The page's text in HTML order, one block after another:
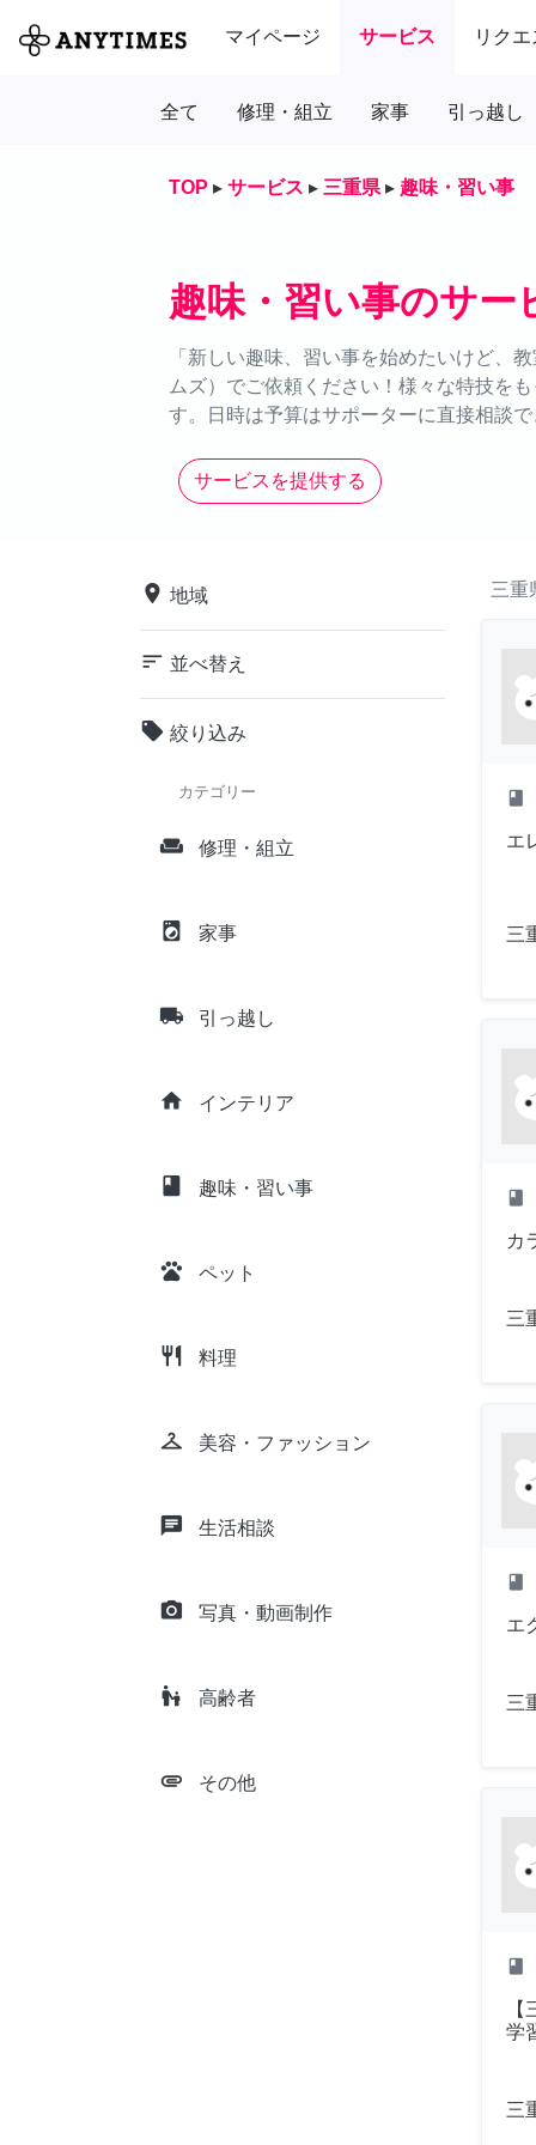
マイページ サービス リクエ
全て 修理・組立 家事 引っ越し
TOP ▸ サービス ▸ 三重県 ▸ 趣味・習い事
趣味・習い事のサー
「新しい趣味、習い事を始めたいけど、
ムズ）でご依頼ください！様々な特技を
す。日時は予算はサポーターに直接相談
サービスを提供する
place 地域
sort 並べ替え
local_offer 絞り込み
カテゴリー
weekend 修理・組立
local_laundry_service 家事
local_shipping 引っ越し
home インテリア
class 趣味・習い事
pets ペット
restaurant 料理
checkroom 美容・ファッション
chat 生活相談
camera_alt 写真・動画制作
escalator_warning 高齢者
attachment その他
三重
class
エ
三
class
カ
三
class
エ
三
class
学
三